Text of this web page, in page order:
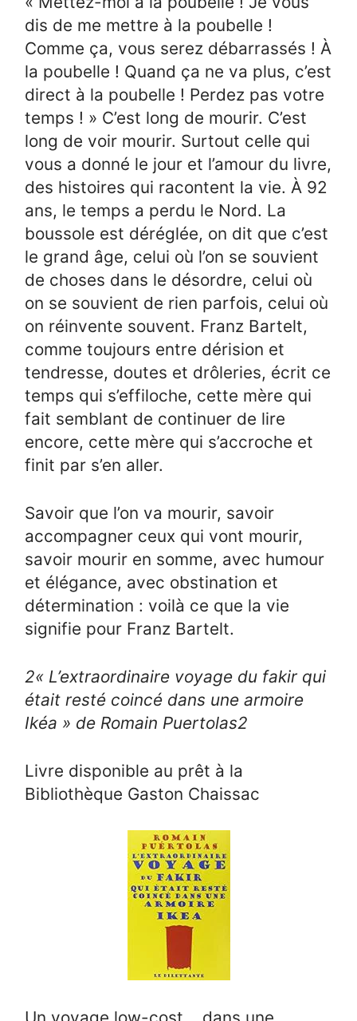
dis de me mettre à la poubelle !
Comme ça, vous serez débarrassés ! À
la poubelle ! Quand ça ne va plus, c’est
direct à la poubelle ! Perdez pas votre
temps ! » C’est long de mourir. C’est
long de voir mourir. Surtout celle qui
vous a donné le jour et l’amour du livre,
des histoires qui racontent la vie. À 92
ans, le temps a perdu le Nord. La
boussole est déréglée, on dit que c’est
le grand âge, celui où l’on se souvient
de choses dans le désordre, celui où
on se souvient de rien parfois, celui où
on réinvente souvent. Franz Bartelt,
comme toujours entre dérision et
tendresse, doutes et drôleries, écrit ce
temps qui s’effiloche, cette mère qui
fait semblant de continuer de lire
encore, cette mère qui s’accroche et
finit par s’en aller.
Savoir que l’on va mourir, savoir
accompagner ceux qui vont mourir,
savoir mourir en somme, avec humour
et élégance, avec obstination et
détermination : voilà ce que la vie
signifie pour Franz Bartelt.
2« L’extraordinaire voyage du fakir qui
était resté coincé dans une armoire
Ikéa » de Romain Puertolas2
Livre disponible au prêt à la
Bibliothèque Gaston Chaissac